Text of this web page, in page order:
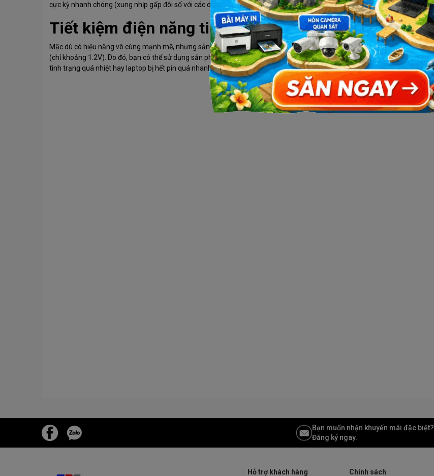
cực kỳ nhanh chóng (xung nhịp gấp đôi số với các dòng RAM Laptop DDR3 trước đó).
Tiết kiệm điện năng tiêu thụ cho laptop
Mặc dù có hiệu năng vô cùng mạnh mẽ, nhưng sản phẩm RAM Laptop DDR4 này lại có mức điện năng tiêu thụ cực thấp
(chỉ khoảng 1.2V). Do đó, bạn có thể sử dụng sản phẩm này trên máy tính xách tay của mình mà không cần phải lo lắng về
tình trạng quá nhiệt hay laptop bị hết pin quá nhanh.
Bạn muốn nhận khuyến mãi đặc biệt?
Đăng ký ngay.
Hỗ trợ khách hàng Chính sách